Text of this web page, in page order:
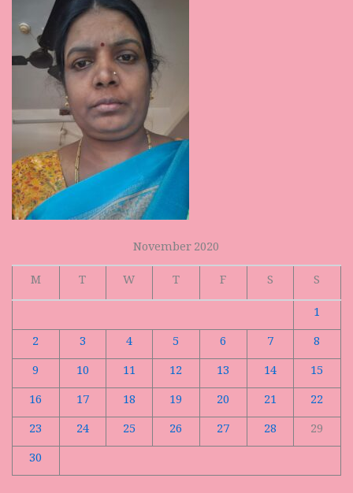
November 2020
M
T W T F S
S
1
2
3 4 5 6 7
8
9
10 11 12 13 14
15
16
17 18 19 20 21
22
23
24 25 26 27 28
29
30